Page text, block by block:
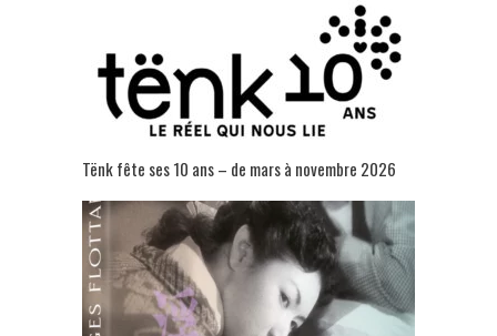
Tënk fête ses 10 ans – de mars à novembre 2026